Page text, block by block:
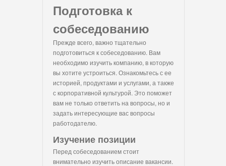
Подготовка к
собеседованию
Прежде всего, важно тщательно
подготовиться к собеседованию. Вам
необходимо изучить компанию, в которую
вы хотите устроиться. Ознакомьтесь с ее
историей, продуктами и услугами, а также
с корпоративной культурой. Это поможет
вам не только ответить на вопросы, но и
задать интересующие вас вопросы
работодателю.
Изучение позиции
Перед собеседованием стоит
внимательно изучить описание вакансии.